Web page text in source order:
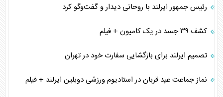
رئیس جمهور ایرلند با روحانی دیدار و گفت‌وگو کرد
کشف ۳۹ جسد در یک کامیون + فیلم
تصمیم ایرلند برای بازگشایی سفارت خود در تهران
نماز جماعت عید قربان در استادیوم ورزشی دوبلین ایرلند + فیلم